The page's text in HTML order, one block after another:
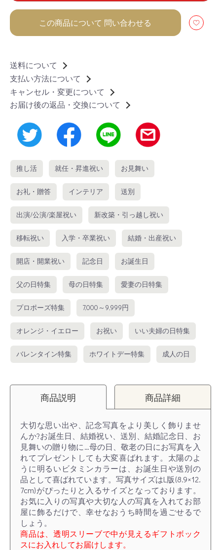
この商品について 問い合わせる
送料について
支払い方法について
キャンセル・変更について
お届け後の返品・交換について
推し活 就任・昇進祝い お見舞い
お礼・贈答 インテリア 送別
出演/公演/楽屋祝い 新改築・引っ越し祝い
移転祝い 入学・卒業祝い 結婚・出産祝い
開店・開業祝い 記念日 お誕生日
父の日特集 母の日特集 愛妻の日特集
プロポーズ特集 7,000～9,999円
オレンジ・イエロー お祝い いい夫婦の日特集
バレンタイン特集 ホワイトデー特集 成人の日
商品説明 商品詳細
大切な思い出や、記念写真をより美しく飾りませ
んか?お誕生日、結婚祝い、送別、結婚記念日、お
見舞いの贈り物に…母の日、敬老の日にお写真を入
れてプレゼントしても大変喜ばれます。太陽のよ
うに明るいビタミンカラーは、お誕生日や送別の
品として喜ばれています。写真サイズはL版(8.9×12.
7cm)がぴったりと入るサイズとなっております。
お気に入りの写真や大切な人の写真を入れてお部
屋に飾るだけで、幸せなおうち時間を過ごせるで
しょう。
商品は、透明スリーブで中が見えるギフトボック
スにお入れしてお届けします。